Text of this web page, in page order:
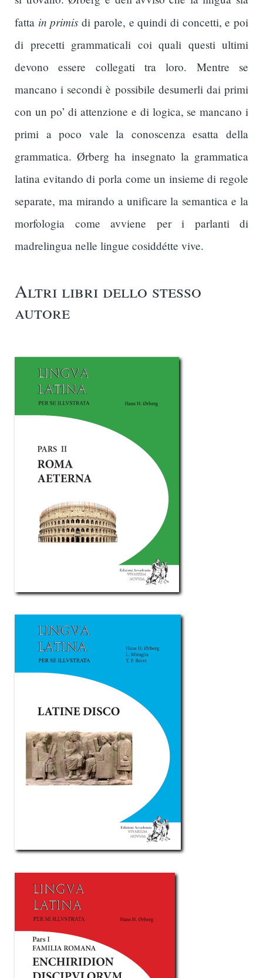
fatta in primis di parole, e quindi di concetti, e poi
di precetti grammaticali coi quali questi ultimi
devono essere collegati tra loro. Mentre se
mancano i secondi è possibile desumerli dai primi
con un po’ di attenzione e di logica, se mancano i
primi a poco vale la conoscenza esatta della
grammatica. Ørberg ha insegnato la grammatica
latina evitando di porla come un insieme di regole
separate, ma mirando a unificare la semantica e la
morfologia come avviene per i parlanti di
madrelingua nelle lingue cosiddétte vive.
Altri libri dello stesso
autore